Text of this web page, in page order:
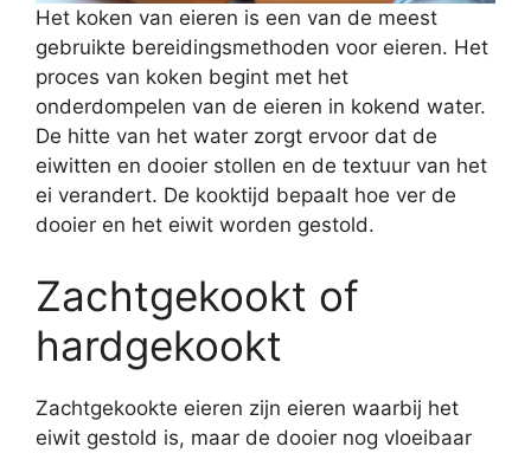
Het koken van eieren is een van de meest
gebruikte bereidingsmethoden voor eieren. Het
proces van koken begint met het
onderdompelen van de eieren in kokend water.
De hitte van het water zorgt ervoor dat de
eiwitten en dooier stollen en de textuur van het
ei verandert. De kooktijd bepaalt hoe ver de
dooier en het eiwit worden gestold.
Zachtgekookt of
hardgekookt
Zachtgekookte eieren zijn eieren waarbij het
eiwit gestold is, maar de dooier nog vloeibaar